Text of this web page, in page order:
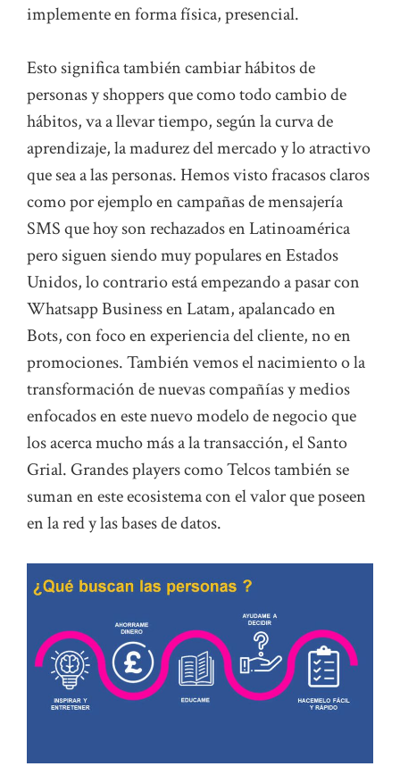
implemente en forma física, presencial.
Esto significa también cambiar hábitos de
personas y shoppers que como todo cambio de
hábitos, va a llevar tiempo, según la curva de
aprendizaje, la madurez del mercado y lo atractivo
que sea a las personas. Hemos visto fracasos claros
como por ejemplo en campañas de mensajería
SMS que hoy son rechazados en Latinoamérica
pero siguen siendo muy populares en Estados
Unidos, lo contrario está empezando a pasar con
Whatsapp Business en Latam, apalancado en
Bots, con foco en experiencia del cliente, no en
promociones. También vemos el nacimiento o la
transformación de nuevas compañías y medios
enfocados en este nuevo modelo de negocio que
los acerca mucho más a la transacción, el Santo
Grial. Grandes players como Telcos también se
suman en este ecosistema con el valor que poseen
en la red y las bases de datos.